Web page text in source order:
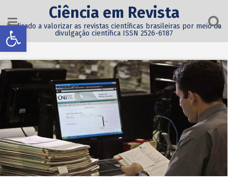
Abrir a barra de ferramentas
Ciência em Revista
Dedicado a valorizar as revistas científicas brasileiras por meio da
divulgação científica ISSN 2526-6187